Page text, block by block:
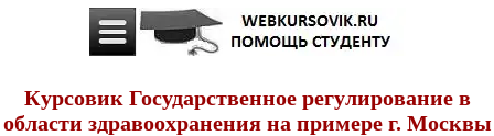
Курсовик Государственное регулирование в
области здравоохранения на примере г. Москвы